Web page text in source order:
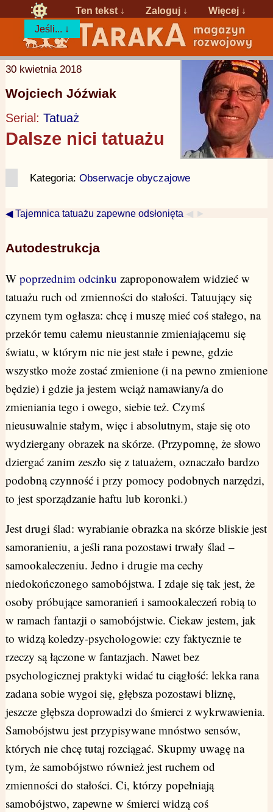
Ten tekst ↓ Zaloguj ↓
Więcej ↓
Jeśli... ↓
30 kwietnia 2018
Wojciech Jóźwiak
Serial: Tatuaż
Dalsze nici tatuażu
Kategoria: Obserwacje obyczajowe
◀ Tajemnica tatuażu zapewne odsłonięta ◀ ►
Autodestrukcja
W poprzednim odcinku zaproponowałem widzieć w
tatuażu ruch od zmienności do stałości. Tatuujący się
czynem tym ogłasza: chcę i muszę mieć coś stałego, na
przekór temu całemu nieustannie zmieniającemu się
światu, w którym nic nie jest stałe i pewne, gdzie
wszystko może zostać zmienione (i na pewno zmienione
będzie) i gdzie ja jestem wciąż namawiany/a do
zmieniania tego i owego, siebie też. Czymś
nieusuwalnie stałym, więc i absolutnym, staje się oto
wydziergany obrazek na skórze. (Przypomnę, że słowo
dziergać zanim zeszło się z tatuażem, oznaczało bardzo
podobną czynność i przy pomocy podobnych narzędzi,
to jest sporządzanie haftu lub koronki.)
Jest drugi ślad: wyrabianie obrazka na skórze bliskie jest
samoranieniu, a jeśli rana pozostawi trwały ślad –
samookaleczeniu. Jedno i drugie ma cechy
niedokończonego samobójstwa. I zdaje się tak jest, że
osoby próbujące samoranień i samookaleczeń robią to
w ramach fantazji o samobójstwie. Ciekaw jestem, jak
to widzą koledzy-psychologowie: czy faktycznie te
rzeczy są łączone w fantazjach. Nawet bez
psychologicznej praktyki widać tu ciągłość: lekka rana
zadana sobie wygoi się, głębsza pozostawi bliznę,
jeszcze głębsza doprowadzi do śmierci z wykrwawienia.
Samobójstwu jest przypisywane mnóstwo sensów,
których nie chcę tutaj rozciągać. Skupmy uwagę na
tym, że samobójstwo również jest ruchem od
zmienności do stałości. Ci, którzy popełniają
samobójstwo, zapewne w śmierci widzą coś